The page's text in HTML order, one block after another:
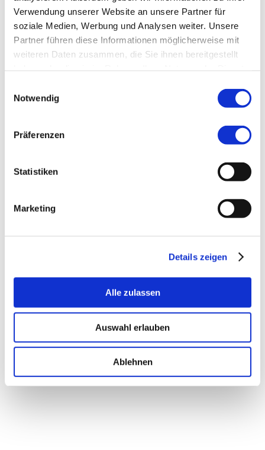
Verwendung unserer Website an unsere Partner für
soziale Medien, Werbung und Analysen weiter. Unsere
Partner führen diese Informationen möglicherweise mit
weiteren Daten zusammen, die Sie ihnen bereitgestellt
Notwendig
Präferenzen
Statistiken
Marketing
Details zeigen
Alle zulassen
Auswahl erlauben
Ablehnen